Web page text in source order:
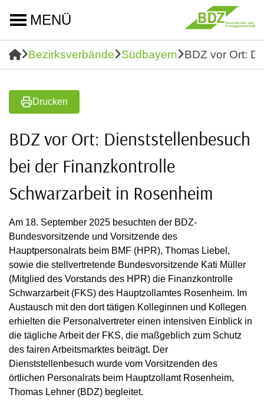
MENÜ
Bezirksverbände Südbayern BDZ vor Ort:
Drucken
BDZ vor Ort: Dienststellenbesuch
bei der Finanzkontrolle
Schwarzarbeit in Rosenheim
Am 18. September 2025 besuchten der BDZ-
Bundesvorsitzende und Vorsitzende des
Hauptpersonalrats beim BMF (HPR), Thomas Liebel,
sowie die stellvertretende Bundesvorsitzende Kati Müller
(Mitglied des Vorstands des HPR) die Finanzkontrolle
Schwarzarbeit (FKS) des Hauptzollamtes Rosenheim. Im
Austausch mit den dort tätigen Kolleginnen und Kollegen
erhielten die Personalvertreter einen intensiven Einblick in
die tägliche Arbeit der FKS, die maßgeblich zum Schutz
des fairen Arbeitsmarktes beiträgt. Der
Dienststellenbesuch wurde vom Vorsitzenden des
örtlichen Personalrats beim Hauptzollamt Rosenheim,
Thomas Lehner (BDZ) begleitet.